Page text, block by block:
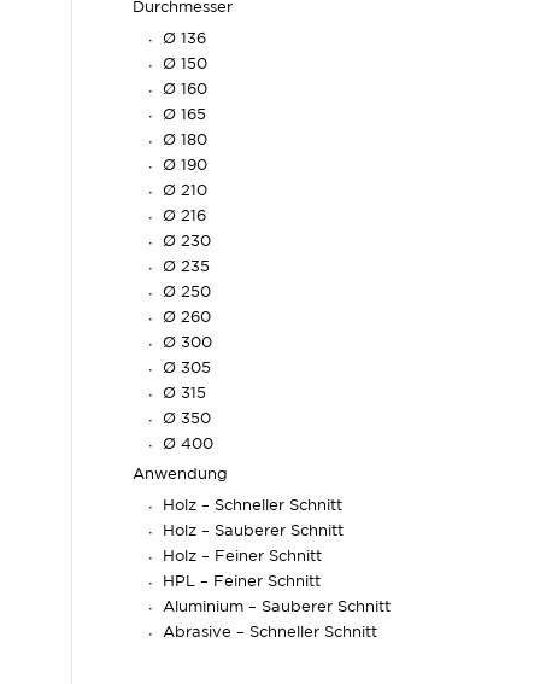
Durchmesser
Ø 136
Ø 150
Ø 160
Ø 165
Ø 180
Ø 190
Ø 210
Ø 216
Ø 230
Ø 235
Ø 250
Ø 260
Ø 300
Ø 305
Ø 315
Ø 350
Ø 400
Anwendung
Holz – Schneller Schnitt
Holz – Sauberer Schnitt
Holz – Feiner Schnitt
HPL – Feiner Schnitt
Aluminium – Sauberer Schnitt
Abrasive – Schneller Schnitt